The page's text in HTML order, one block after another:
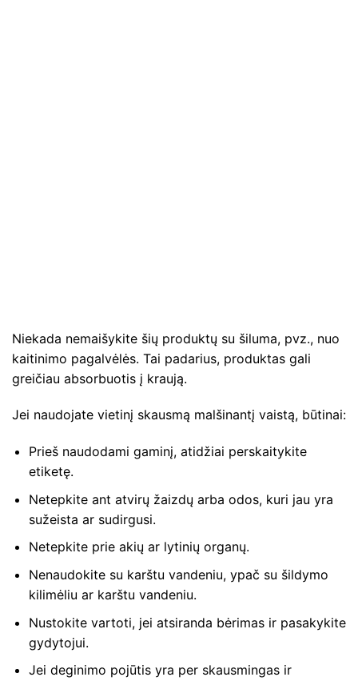
Niekada nemaišykite šių produktų su šiluma, pvz., nuo
kaitinimo pagalvėlės. Tai padarius, produktas gali
greičiau absorbuotis į kraują.
Jei naudojate vietinį skausmą malšinantį vaistą, būtinai:
Prieš naudodami gaminį, atidžiai perskaitykite
etiketę.
Netepkite ant atvirų žaizdų arba odos, kuri jau yra
sužeista ar sudirgusi.
Netepkite prie akių ar lytinių organų.
Nenaudokite su karštu vandeniu, ypač su šildymo
kilimėliu ar karštu vandeniu.
Nustokite vartoti, jei atsiranda bėrimas ir pasakykite
gydytojui.
Jei deginimo pojūtis yra per skausmingas ir